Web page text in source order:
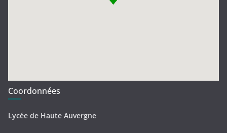
Coordonnées
Lycée de Haute Auvergne